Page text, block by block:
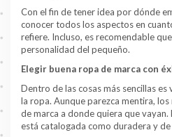
Con el fin de tener idea por dónde
conocer todos los aspectos en
refiere. Incluso, es recomendable
personalidad del pequeño.
Elegir buena ropa de marca con
Dentro de las cosas más sencillas
la ropa. Aunque parezca mentira,
de marca a donde quiera que vayan.
está catalogada como duradera y de